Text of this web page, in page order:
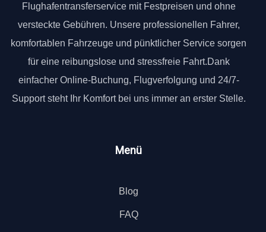
Flughafentransferservice mit Festpreisen und ohne
versteckte Gebühren. Unsere professionellen Fahrer,
komfortablen Fahrzeuge und pünktlicher Service sorgen
für eine reibungslose und stressfreie Fahrt.Dank
einfacher Online-Buchung, Flugverfolgung und 24/7-
Support steht Ihr Komfort bei uns immer an erster Stelle.
Menü
Blog
FAQ